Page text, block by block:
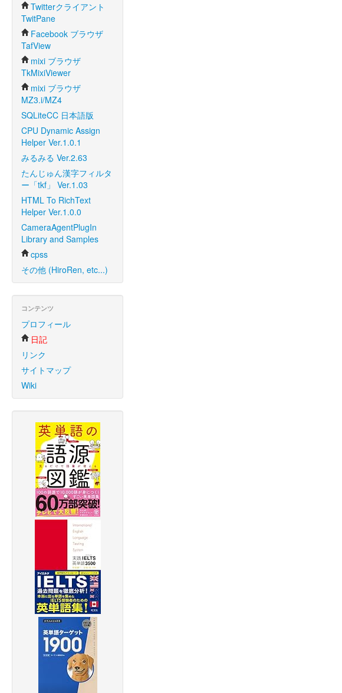
Twitterクライアント
TwitPane
Facebook ブラウザ
TafView
mixi ブラウザ
TkMixiViewer
mixi ブラウザ
MZ3.i/MZ4
SQLiteCC 日本語版
CPU Dynamic Assign
Helper Ver.1.0.1
みるみる Ver.2.63
たんじゅん漢字フィルタ
ー「tkf」 Ver.1.03
HTML To RichText
Helper Ver.1.0.0
CameraAgentPlugIn
Library and Samples
cpss
その他 (HiroRen, etc...)
コンテンツ
プロフィール
日記
リンク
サイトマップ
Wiki